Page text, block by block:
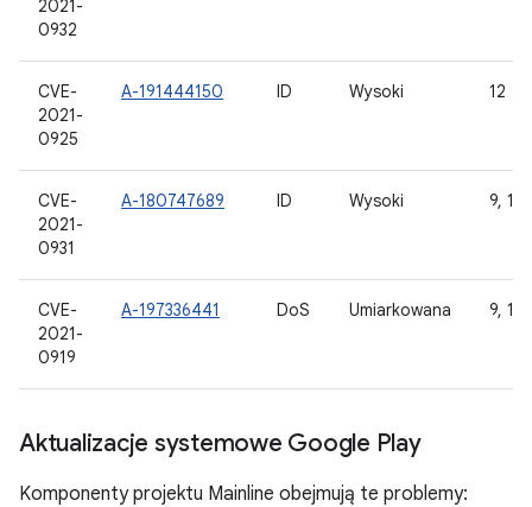
2021-
0932
CVE-
2021-
0925
A-191444150 ID Wysoki 12
CVE-
2021-
0931
A-180747689 ID Wysoki 9,
CVE-
2021-
0919
A-197336441 DoS Umiarkowana 9, 10,
Aktualizacje systemowe Google Play
Komponenty projektu Mainline obejmują te problemy: